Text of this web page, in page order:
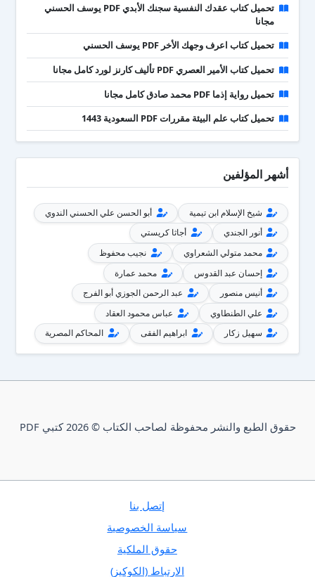
تحميل كتاب عقدك النفسية سجنك الأبدي PDF يوسف الحسني
مجانا
تحميل كتاب اعرف وجهك الأخر PDF يوسف الحسني
تحميل كتاب الأمير العصري PDF تأليف كارنز لورد كامل مجانا
تحميل رواية إذما PDF محمد صادق كامل مجانا
تحميل كتاب علم البيئة مقررات PDF السعودية 1443
أشهر المؤلفين
شيخ الإسلام ابن تيمية
أبو الحسن علي الحسني الندوي
أنور الجندي
أجاثا كريستي
محمد متولي الشعراوي
نجيب محفوظ
إحسان عبد القدوس
محمد عمارة
أنيس منصور
عبد الرحمن الجوزي أبو الفرج
علي الطنطاوي
عباس محمود العقاد
سهيل زكار
ابراهيم الفقى المحاكم المصرية
حقوق الطبع والنشر محفوظة لصاحب الكتاب © 2026 كتبي PDF
إتصل بنا
سياسة الخصوصية
حقوق الملكية
الارتباط (الكوكيز)